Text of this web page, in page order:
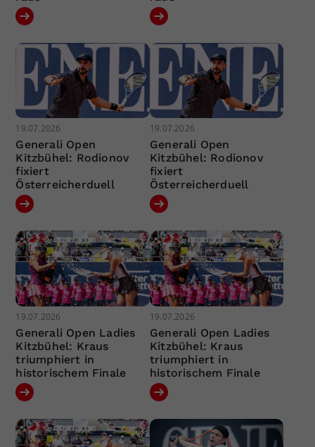
19.07.2026
Generali Open
Kitzbühel: Rodionov
fixiert
Österreicherduell
19.07.2026
Generali Open
Kitzbühel: Rodionov
fixiert
Österreicherduell
19.07.2026
Generali Open Ladies
Kitzbühel: Kraus
triumphiert in
historischem Finale
19.07.2026
Generali Open Ladies
Kitzbühel: Kraus
triumphiert in
historischem Finale